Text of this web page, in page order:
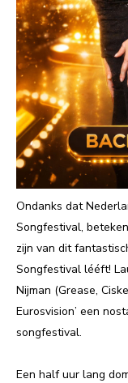
Ondanks dat
Songfestival,
zijn van dit
Songfestival lééft!
Nijman (Grease,
Eurosvision’ een
songfestival.
Een half uur lang